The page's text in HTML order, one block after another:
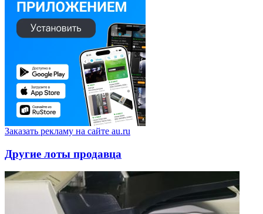
Заказать рекламу на сайте au.ru
Другие лоты продавца